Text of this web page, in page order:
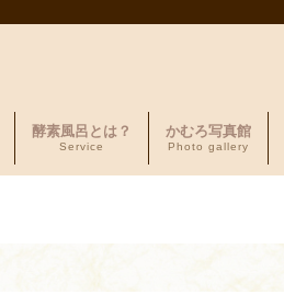
酵素風呂とは？
Service
かむろ写真館
Photo gallery